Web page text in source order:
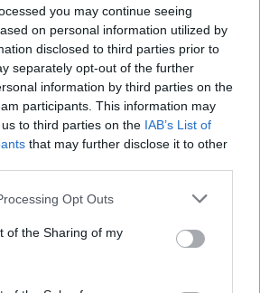
you may continue seeing
on personal information utilized by
disclosed to third parties prior to
separately opt-out of the further
information by third parties on the
participants. This information may
to third parties on the IAB’s List of
that may further disclose it to other
website/app uses one or more Google
or usage behaviour. You may click to
to Google and its third-party tags to
specified purposes in below Google
Opt Outs
of the Sharing of my